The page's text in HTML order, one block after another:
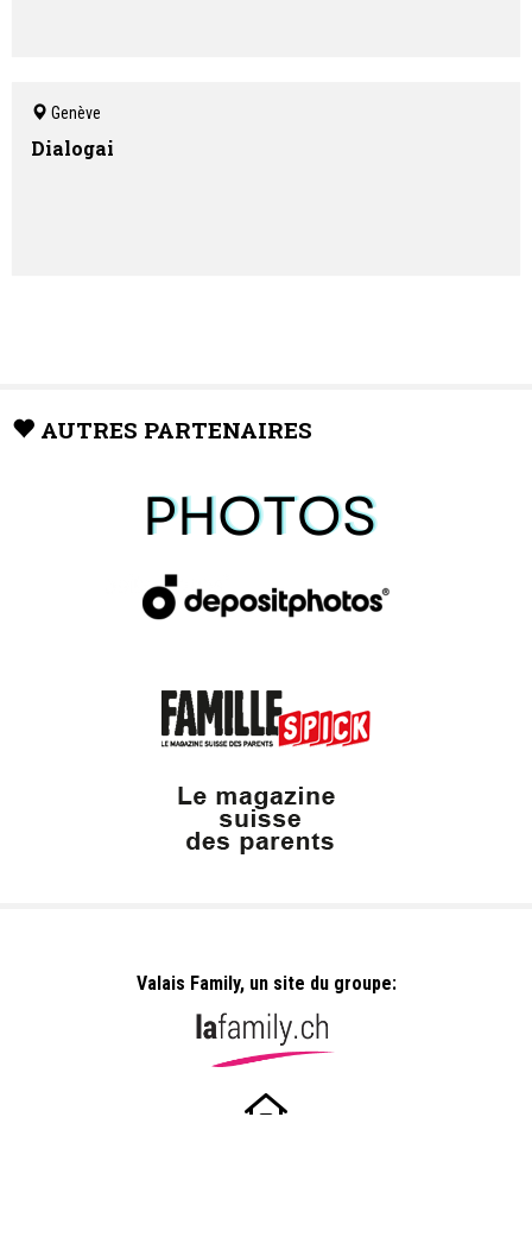
Genève
Dialogai
AUTRES PARTENAIRES
Valais Family, un site du groupe: